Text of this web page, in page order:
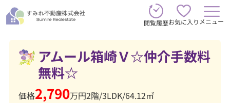
閲覧履歴お気に入り メニュー
アムール箱崎Ｖ☆仲介手数料
無料☆
価格2,790万円2階/3LDK/64.12㎡